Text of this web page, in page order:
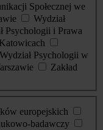
Społecznej we
Wydział
Psychologii i Prawa
Wydział Psychologii w
Zakład
europejskich
badawczy